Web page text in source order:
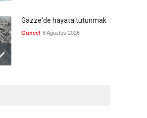
Gazze'de hayata tutunmak
Güncel 8 Ağustos 2026